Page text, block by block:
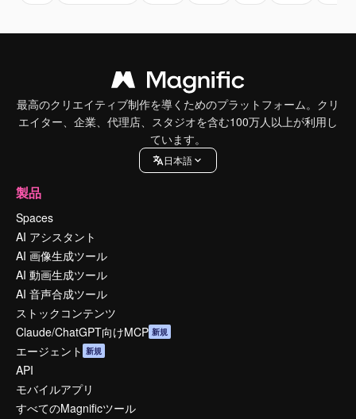
最高のクリエイティブ制作を導くためのプラットフォーム。クリ
エイター、企業、代理店、スタジオを含む100万人以上が利用し
ています。
日本語
製品
Spaces
AI アシスタント
AI 画像生成ツール
AI 動画生成ツール
AI 音声合成ツール
ストックコンテンツ
Claude/ChatGPT向けMCP 新規
エージェント 新規
API
モバイルアプリ
すべてのMagnificツール